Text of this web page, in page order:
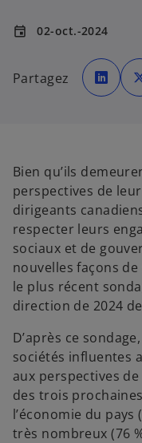
event 02-oct.-2024
Partagez ’
o
u
u
n
n
o
u
v
e
l
o
n
g
e
t
Bien qu’ils
perspectives de
dirigeants
respecter leurs
sociaux et de
nouvelles façons
le plus récent
direction de 2024
D’après ce
sociétés influentes
aux perspectives
des trois
l’économie du pays
très nombreux (76